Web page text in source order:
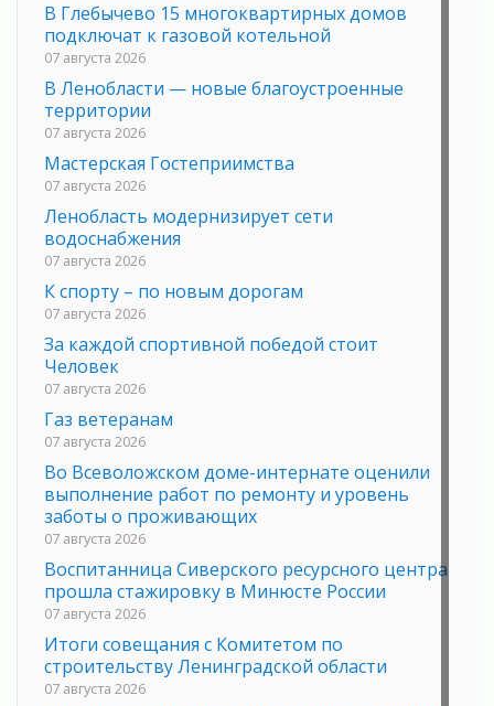
В Глебычево 15 многоквартирных домов
подключат к газовой котельной
07 августа 2026
В Ленобласти — новые благоустроенные
территории
07 августа 2026
Мастерская Гостеприимства
07 августа 2026
Ленобласть модернизирует сети
водоснабжения
07 августа 2026
К спорту – по новым дорогам
07 августа 2026
За каждой спортивной победой стоит
Человек
07 августа 2026
Газ ветеранам
07 августа 2026
Во Всеволожском доме-интернате оценили
выполнение работ по ремонту и уровень
заботы о проживающих
07 августа 2026
Воспитанница Сиверского ресурсного центра
прошла стажировку в Минюсте России
07 августа 2026
Итоги совещания с Комитетом по
строительству Ленинградской области
07 августа 2026